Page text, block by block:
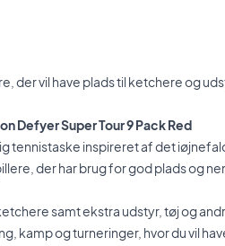
der vil have plads til ketchere og
Defyer Super Tour 9 Pack Red
tennistaske inspireret af det
der har brug for god plads og
samt ekstra udstyr, tøj og
kamp og turneringer, hvor du vil